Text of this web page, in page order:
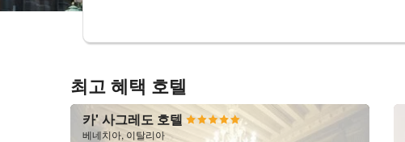
최고 혜택 호텔
카' 사그레도 호텔
베네치아, 이탈리아